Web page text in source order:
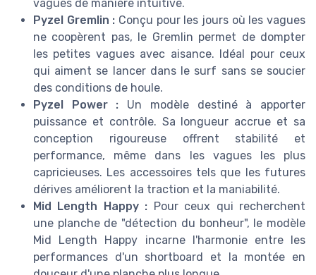
vagues de manière intuitive.
Pyzel Gremlin : Conçu pour les jours où les vagues
ne coopèrent pas, le Gremlin permet de dompter
les petites vagues avec aisance. Idéal pour ceux
qui aiment se lancer dans le surf sans se soucier
des conditions de houle.
Pyzel Power : Un modèle destiné à apporter
puissance et contrôle. Sa longueur accrue et sa
conception rigoureuse offrent stabilité et
performance, même dans les vagues les plus
capricieuses. Les accessoires tels que les futures
dérives améliorent la traction et la maniabilité.
Mid Length Happy : Pour ceux qui recherchent
une planche de "détection du bonheur", le modèle
Mid Length Happy incarne l'harmonie entre les
performances d'un shortboard et la montée en